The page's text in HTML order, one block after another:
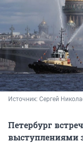
Источник: Сергей
Петербург
выступлениями